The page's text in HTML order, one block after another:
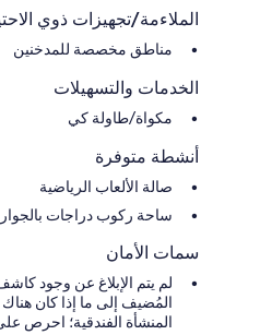
الملاءمة/تجهيزات ذوي
مناطق مخصصة للمدخنين
الخدمات والتسهيلات
مكواة/طاولة كي
أنشطة متوفرة
صالة الألعاب الرياضية
ساحة ركوب دراجات بالجوار
سمات الأمان
لم يتم الإبلاغ عن وجود
المُضيف إلى ما إذا كان
المنشأة الفندقية؛